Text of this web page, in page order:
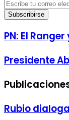
Escribe
tu
correo
PN:
El
y
fallecieron
resultar
heridos
PN: El
Presidente
Abinader:
integral
Chica
Presidente
Rubio